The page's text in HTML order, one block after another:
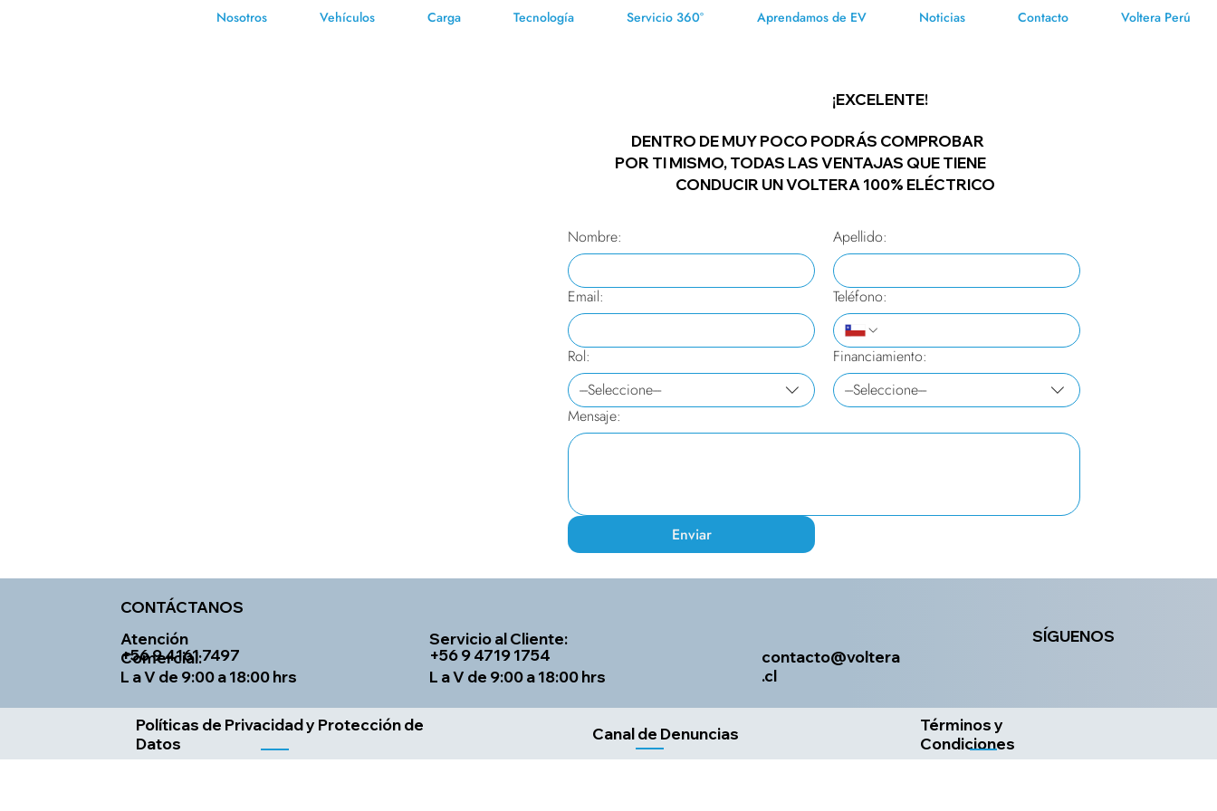
Nombre: Apellido:
Email: Teléfono:
Rol:
---Seleccione---
Financiamiento:
---Seleccione---
Mensaje:
Enviar
¡EXCELENTE!
DENTRO DE MUY POCO PODRÁS COMPROBAR
POR TI MISMO, TODAS LAS VENTAJAS QUE TIENE
CONDUCIR UN VOLTERA 100% ELÉCTRICO
Nosotros Vehículos Carga Tecnología Servicio 360° Aprendamos de EV Noticias Contacto Voltera Perú
CONTÁCTANOS
Atención
Comercial:
+56 9 4161 7497
L a V de 9:00 a 18:00 hrs
L a V de 9:00 a 18:00 hrs
Servicio al Cliente:
+56 9 4719 1754
contacto@voltera
.cl
SÍGUENOS
Políticas de Privacidad y Protección de
Datos
Canal de Denuncias
Términos y
Condiciones